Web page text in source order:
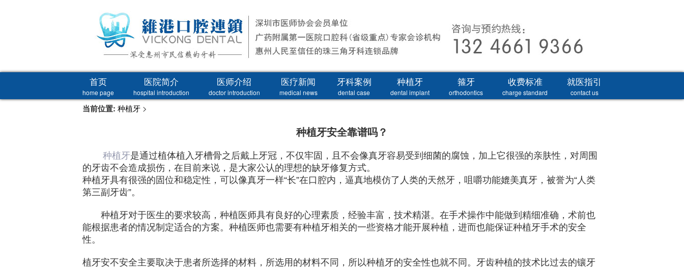
首页
home page
医院简介
hospital introduction
医师介绍
doctor introduction
医疗新闻
medical news
牙科案例
dental case
种植牙
dental implant
箍牙
orthodontics
收费标准
charge standard
就医指引
contact us
当前位置: 种植牙 >
种植牙安全靠谱吗？
种植牙是通过植体植入牙槽骨之后戴上牙冠，不仅牢固，且不会像真牙容易受到细菌的腐蚀，加上它很强的亲肤性，对周围
的牙齿不会造成损伤，在目前来说，是大家公认的理想的缺牙修复方式。
种植牙具有很强的固位和稳定性，可以像真牙一样“长”在口腔内，逼真地模仿了人类的天然牙，咀嚼功能媲美真牙，被誉为“人类
第三副牙齿”。
种植牙对于医生的要求较高，种植医师具有良好的心理素质，经验丰富，技术精湛。在手术操作中能做到精细准确，术前也
能根据患者的情况制定适合的方案。种植医师也需要有种植牙相关的一些资格才能开展种植，进而也能保证种植牙手术的安全
性。
植牙安不安全主要取决于患者所选择的材料，所选用的材料不同，所以种植牙的安全性也就不同。牙齿种植的技术比过去的镶牙